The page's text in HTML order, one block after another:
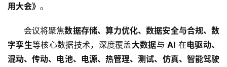
用大会》 。
会议将聚焦数据存储、算力优化、数据安全与合规、数
字孪生等核心数据技术，深度覆盖大数据与 AI 在电驱动、
混动、传动、电池、电源、热管理、测试、仿真、智能驾驶